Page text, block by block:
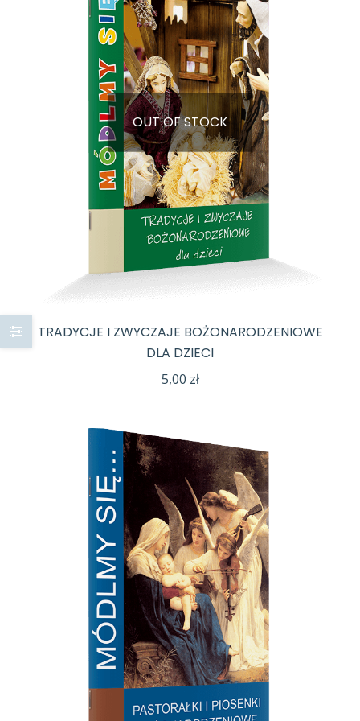
OUT OF STOCK
TRADYCJE I ZWYCZAJE BOŻONARODZENIOWE
DLA DZIECI
5,00 zł